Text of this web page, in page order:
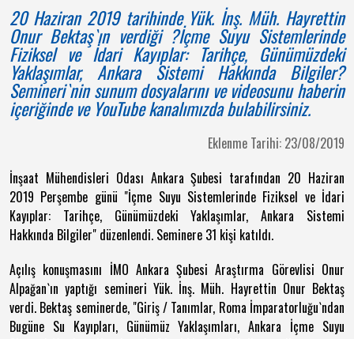
20 Haziran 2019 tarihinde Yük. İnş. Müh. Hayrettin
Onur Bektaş`ın verdiği ?İçme Suyu Sistemlerinde
Fiziksel ve İdari Kayıplar: Tarihçe, Günümüzdeki
Yaklaşımlar, Ankara Sistemi Hakkında Bilgiler?
Semineri`nin sunum dosyalarını ve videosunu haberin
içeriğinde ve YouTube kanalımızda bulabilirsiniz.
Eklenme Tarihi: 23/08/2019
İnşaat Mühendisleri Odası Ankara Şubesi tarafından 20 Haziran
2019 Perşembe günü "İçme Suyu Sistemlerinde Fiziksel ve İdari
Kayıplar: Tarihçe, Günümüzdeki Yaklaşımlar, Ankara Sistemi
Hakkında Bilgiler" düzenlendi. Seminere 31 kişi katıldı.
Açılış konuşmasını İMO Ankara Şubesi Araştırma Görevlisi Onur
Alpağan`ın yaptığı semineri Yük. İnş. Müh. Hayrettin Onur Bektaş
verdi. Bektaş seminerde, "Giriş / Tanımlar, Roma İmparatorluğu`ndan
Bugüne Su Kayıpları, Günümüz Yaklaşımları, Ankara İçme Suyu